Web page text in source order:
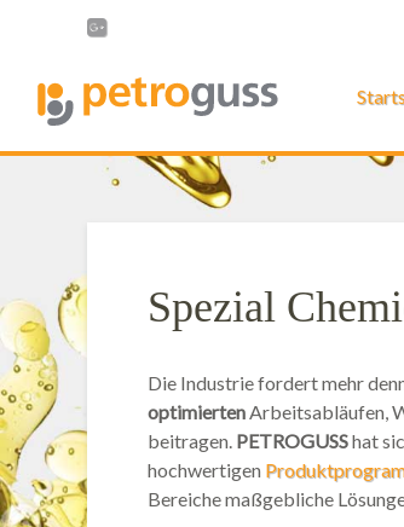
Spezial
Die Industrie fordert mehr
optimiertenArbeitsabläufen,
beitragen. PETROGUSShat
hochwertigen
Bereiche maßgebliche